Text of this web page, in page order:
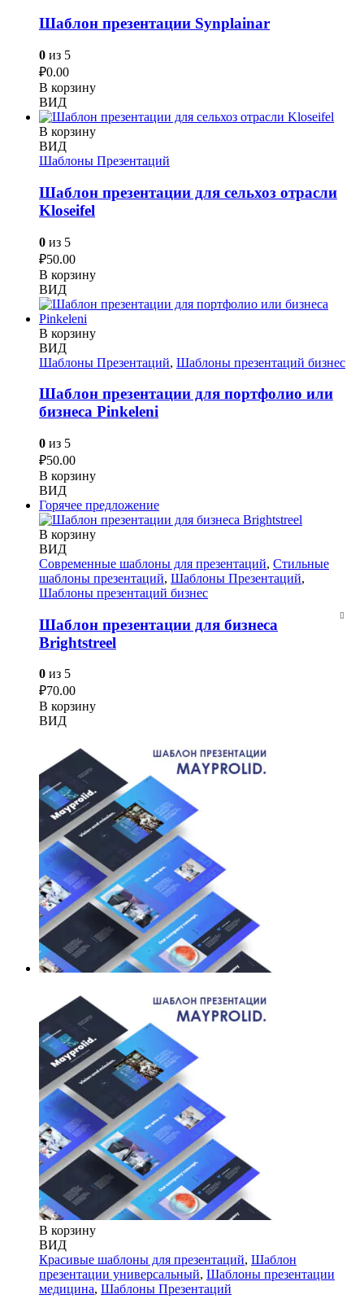
Шаблон презентации Synplainar
0 из 5
₽0.00
В корзину
ВИД
В корзину
ВИД
Шаблоны Презентаций
Шаблон презентации для сельхоз отрасли
Kloseifel
0 из 5
₽50.00
В корзину
ВИД
В корзину
ВИД
Шаблоны Презентаций, Шаблоны презентаций бизнес
Шаблон презентации для портфолио или
бизнеса Pinkeleni
0 из 5
₽50.00
В корзину
ВИД
Горячее предложение
В корзину
ВИД
Современные шаблоны для презентаций, Стильные
шаблоны презентаций, Шаблоны Презентаций,
Шаблоны презентаций бизнес
Шаблон презентации для бизнеса
Brightstreel
0 из 5
₽70.00
В корзину
ВИД
В корзину
ВИД
Красивые шаблоны для презентаций, Шаблон
презентации универсальный, Шаблоны презентации
медицина, Шаблоны Презентаций